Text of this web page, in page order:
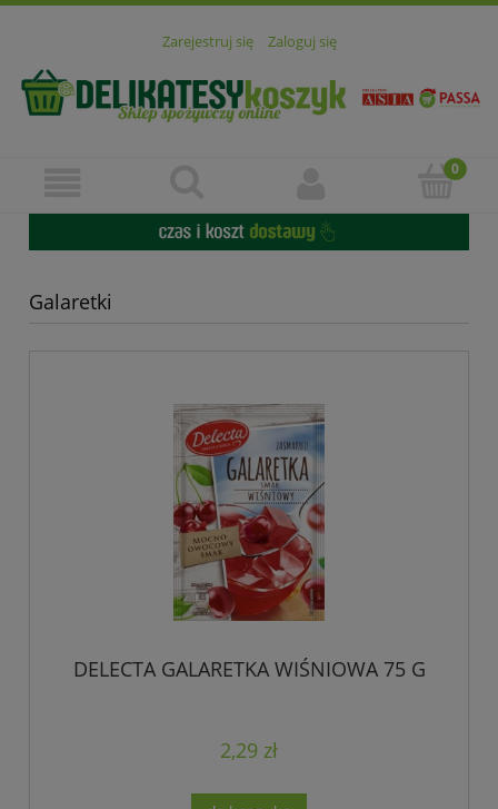
Zarejestruj się Zaloguj się
Galaretki
DELECTA GALARETKA WIŚNIOWA 75 G
2,29 zł